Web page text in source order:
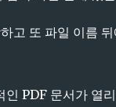
고 또 파일 이름
PDF 문서가 열